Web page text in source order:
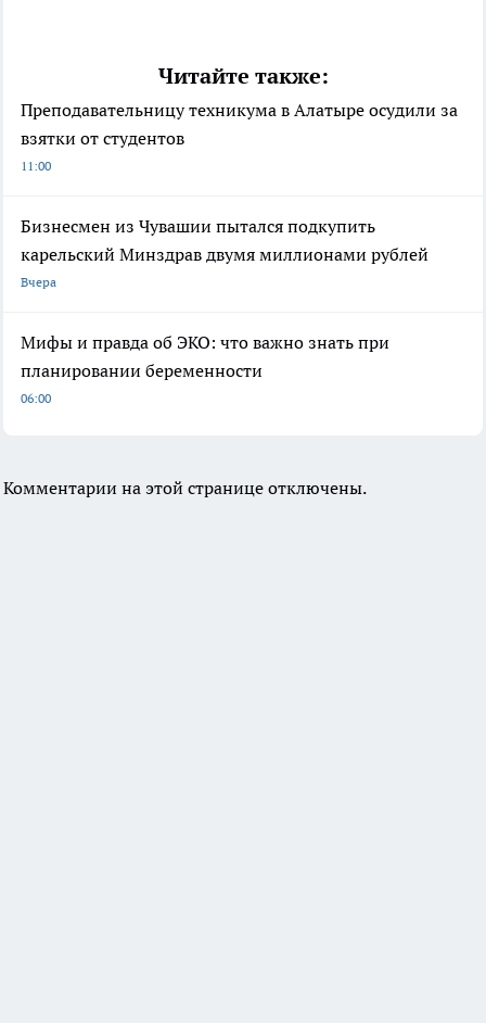
Читайте также:
Преподавательницу техникума в Алатыре осудили за
взятки от студентов
11:00
Бизнесмен из Чувашии пытался подкупить
карельский Минздрав двумя миллионами рублей
Вчера
Мифы и правда об ЭКО: что важно знать при
планировании беременности
06:00
Комментарии на этой странице отключены.